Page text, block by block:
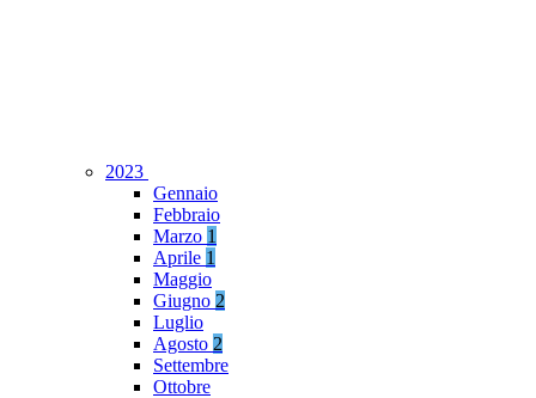
2023
Gennaio
Febbraio
Marzo 1
Aprile 1
Maggio
Giugno 2
Luglio
Agosto 2
Settembre
Ottobre